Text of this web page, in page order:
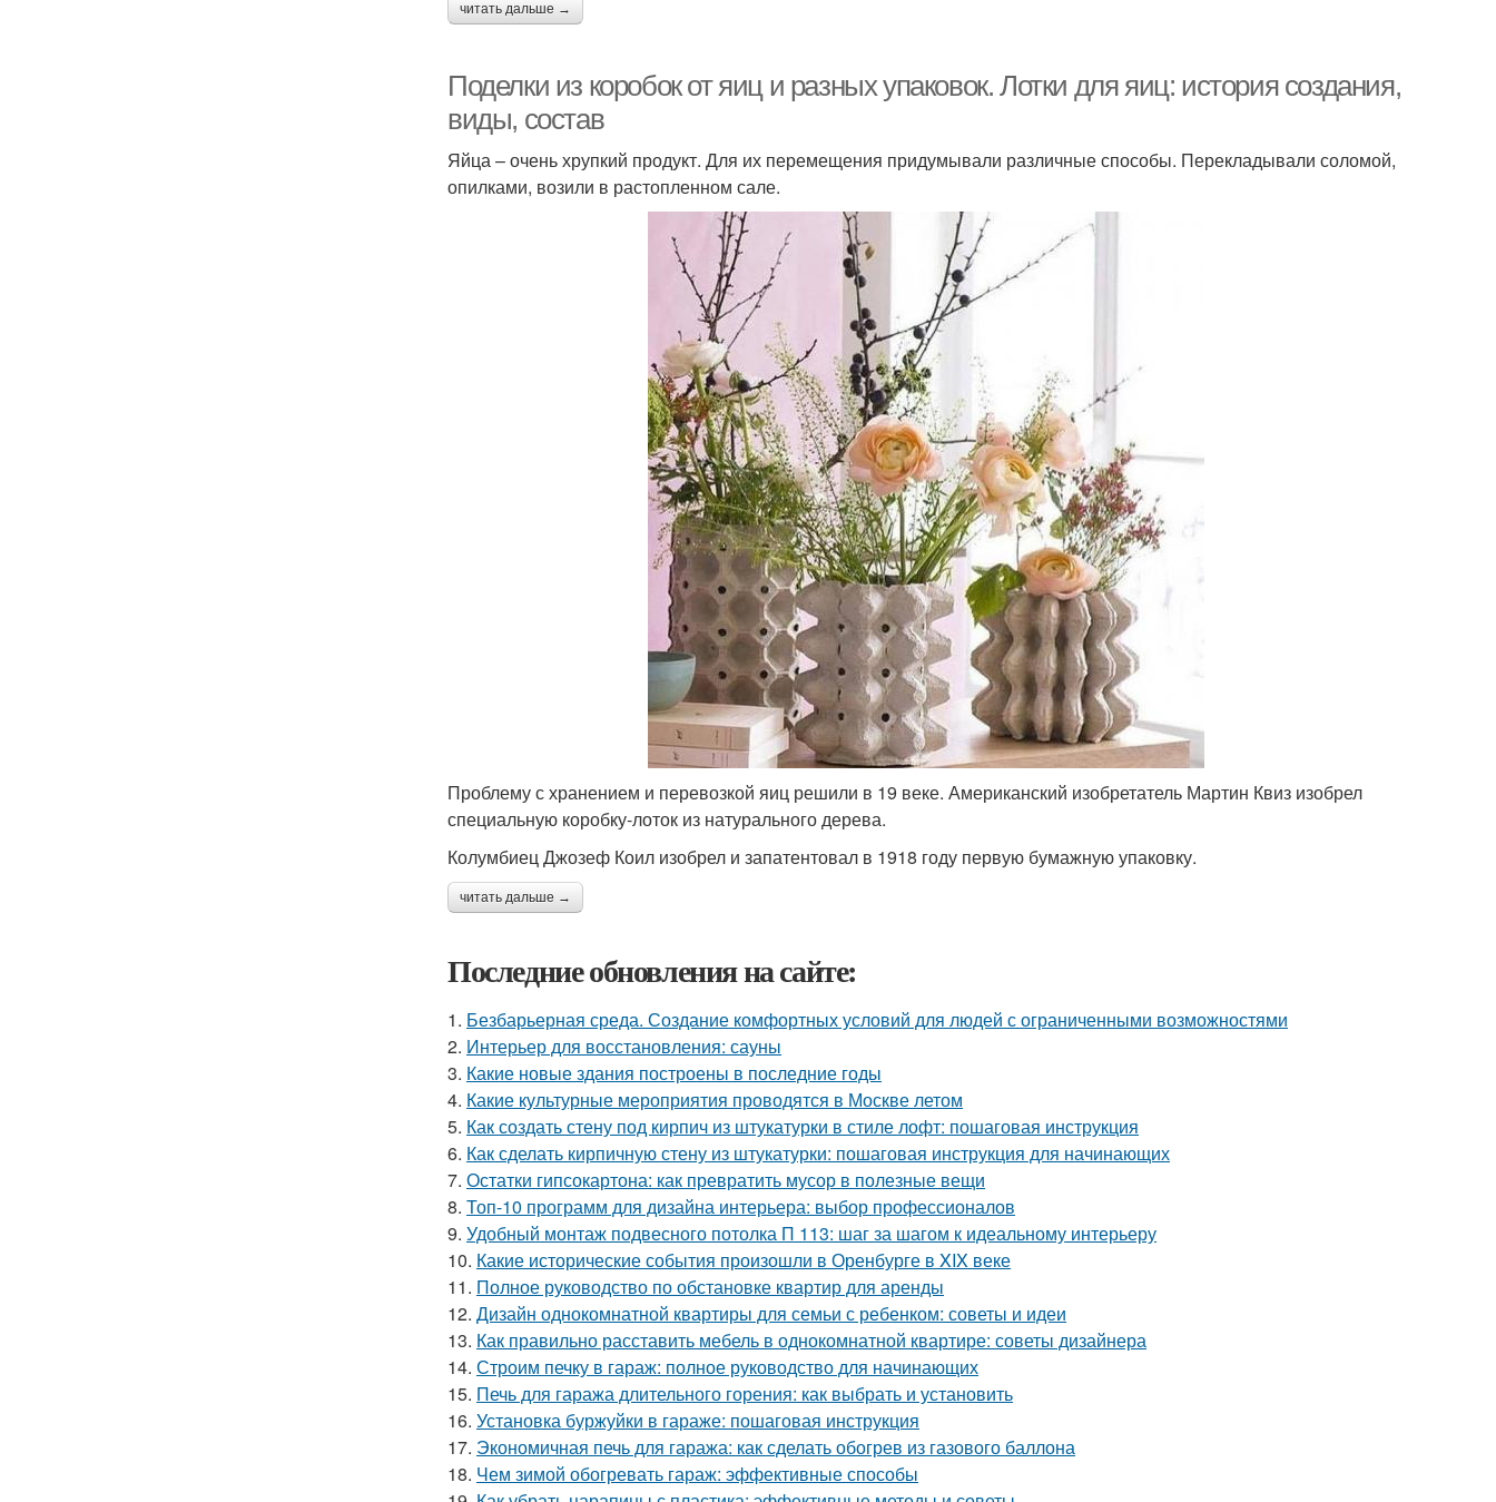
читать дальше →
Поделки из коробок от яиц и разных упаковок. Лотки для яиц: история создания,
виды, состав
Яйца – очень хрупкий продукт. Для их перемещения придумывали различные способы. Перекладывали соломой,
опилками, возили в растопленном сале.
Проблему с хранением и перевозкой яиц решили в 19 веке. Американский изобретатель Мартин Квиз изобрел
специальную коробку-лоток из натурального дерева.
Колумбиец Джозеф Коил изобрел и запатентовал в 1918 году первую бумажную упаковку.
читать дальше →
Последние обновления на сайте:
1. Безбарьерная среда. Создание комфортных условий для людей с ограниченными возможностями
2. Интерьер для восстановления: сауны
3. Какие новые здания построены в последние годы
4. Какие культурные мероприятия проводятся в Москве летом
5. Как создать стену под кирпич из штукатурки в стиле лофт: пошаговая инструкция
6. Как сделать кирпичную стену из штукатурки: пошаговая инструкция для начинающих
7. Остатки гипсокартона: как превратить мусор в полезные вещи
8. Топ-10 программ для дизайна интерьера: выбор профессионалов
9. Удобный монтаж подвесного потолка П 113: шаг за шагом к идеальному интерьеру
10. Какие исторические события произошли в Оренбурге в XIX веке
11. Полное руководство по обстановке квартир для аренды
12. Дизайн однокомнатной квартиры для семьи с ребенком: советы и идеи
13. Как правильно расставить мебель в однокомнатной квартире: советы дизайнера
14. Строим печку в гараж: полное руководство для начинающих
15. Печь для гаража длительного горения: как выбрать и установить
16. Установка буржуйки в гараже: пошаговая инструкция
17. Экономичная печь для гаража: как сделать обогрев из газового баллона
18. Чем зимой обогревать гараж: эффективные способы